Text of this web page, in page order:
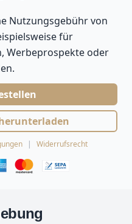
Nutzungsgebühr von
für
Werbeprospekte oder
Widerrufsrecht